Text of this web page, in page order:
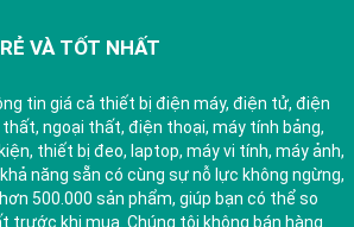
VÀ TỐT NHẤT
tin giá cả thiết bị điện máy, điện tử, điện
thất, ngoại thất, điện thoại, máy tính bảng,
thiết bị đeo, laptop, máy vi tính, máy ảnh,
năng sẵn có cùng sự nỗ lực không ngừng,
500.000 sản phẩm, giúp bạn có thể so
trước khi mua. Chúng tôi không bán hàng.